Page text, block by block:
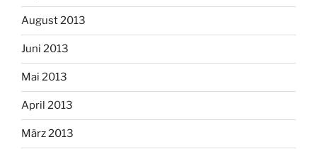
August 2013
Juni 2013
Mai 2013
April 2013
März 2013